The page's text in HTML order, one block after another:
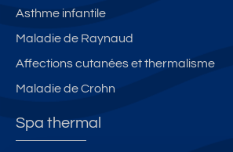
Asthme infantile
Maladie de Raynaud
Affections cutanées et thermalisme
Maladie de Crohn
Spa thermal